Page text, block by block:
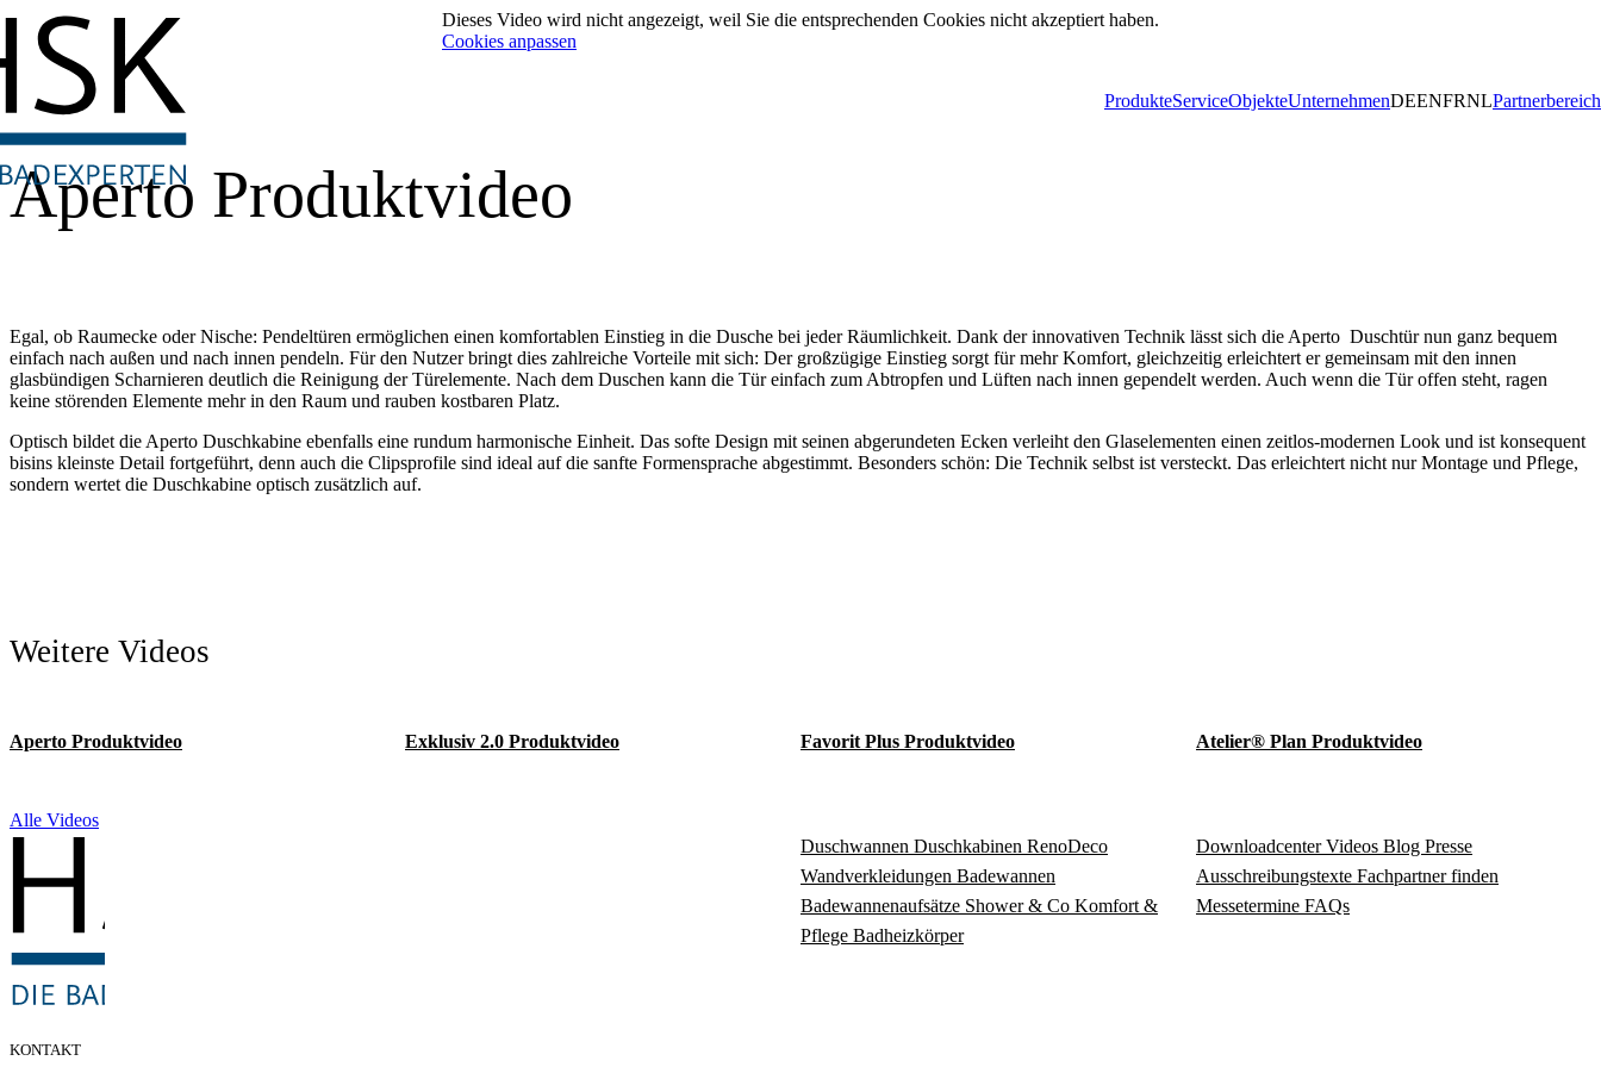
ProdukteServiceObjekteUnternehmenDEENFRNLPartnerbereich
Dieses Video wird nicht angezeigt, weil Sie die entsprechenden Cookies nicht akzeptiert haben.
Cookies anpassen
Aperto Produktvideo
Egal, ob Raumecke oder Nische: Pendeltüren ermöglichen einen komfortablen Einstieg in die Dusche bei jeder Räumlichkeit. Dank der innovativen Technik lässt sich die Aperto Duschtür nun ganz bequem
einfach nach außen und nach innen pendeln. Für den Nutzer bringt dies zahlreiche Vorteile mit sich: Der großzügige Einstieg sorgt für mehr Komfort, gleichzeitig erleichtert er gemeinsam mit den innen
glasbündigen Scharnieren deutlich die Reinigung der Türelemente. Nach dem Duschen kann die Tür einfach zum Abtropfen und Lüften nach innen gependelt werden. Auch wenn die Tür offen steht, ragen
keine störenden Elemente mehr in den Raum und rauben kostbaren Platz.
Optisch bildet die Aperto Duschkabine ebenfalls eine rundum harmonische Einheit. Das softe Design mit seinen abgerundeten Ecken verleiht den Glaselementen einen zeitlos-modernen Look und ist konsequent
bisins kleinste Detail fortgeführt, denn auch die Clipsprofile sind ideal auf die sanfte Formensprache abgestimmt. Besonders schön: Die Technik selbst ist versteckt. Das erleichtert nicht nur Montage und Pflege,
sondern wertet die Duschkabine optisch zusätzlich auf.
Weitere Videos
Aperto Produktvideo Exklusiv 2.0 Produktvideo Favorit Plus Produktvideo Atelier® Plan Produktvideo
Alle Videos
KONTAKT
Duschwannen Duschkabinen RenoDeco
Wandverkleidungen Badewannen
Badewannenaufsätze Shower & Co Komfort &
Pflege Badheizkörper
Download­centerVideos Blog Presse
Ausschreibungstexte Fachpartner finden
Messetermine FAQs